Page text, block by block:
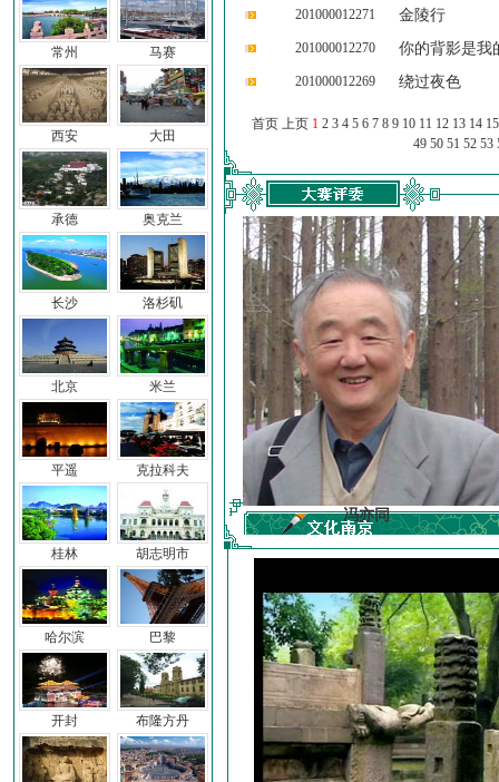
常州
西安
承德
长沙
北京
平遥
桂林
哈尔滨
开封
马赛
大田
奥克兰
洛杉矶
米兰
克拉科夫
胡志明市
巴黎
布隆方丹
201000012271 金陵行
201000012270 你的背影是我
201000012269 绕过夜色
首页 上页 1 2 3 4 5 6 7 8 9 10 11 12 13 14 15
49 50 51 52 53
车前子 冯亦同